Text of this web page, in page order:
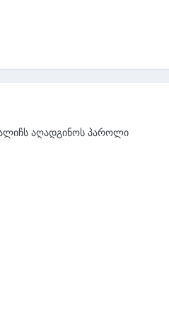
აღადგინოს პაროლი